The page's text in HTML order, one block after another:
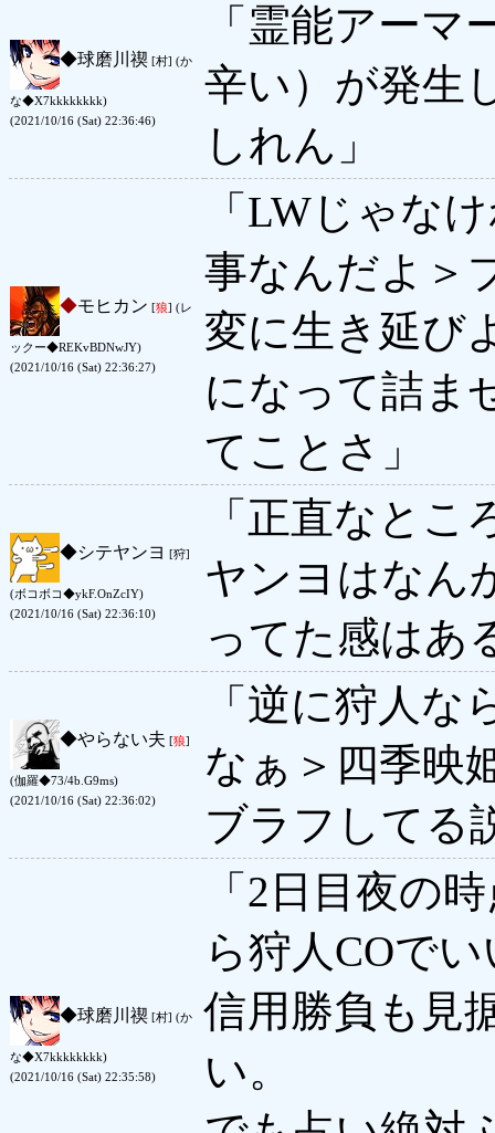
◆球磨川禊 [村] (か
な◆X7kkkkkkkk)
(2021/10/16 (Sat) 22:36:46)
「霊能アー
辛い）が発生
しれん」
◆モヒカン [狼] (レ
ックー◆REKvBDNwJY)
(2021/10/16 (Sat) 22:36:27)
「LWじゃな
事なんだよ＞
変に生き延び
になって詰ま
てことさ」
◆シテヤンヨ [狩]
(ボコボコ◆ykF.OnZcIY)
(2021/10/16 (Sat) 22:36:10)
「正直なと
ヤンヨはなん
ってた感はあ
◆やらない夫 [狼]
(伽羅◆73/4b.G9ms)
(2021/10/16 (Sat) 22:36:02)
「逆に狩人
なぁ＞四季映
ブラフしてる
◆球磨川禊 [村] (か
な◆X7kkkkkkkk)
(2021/10/16 (Sat) 22:35:58)
「2日目夜の
ら狩人COで
信用勝負も見
い。